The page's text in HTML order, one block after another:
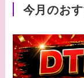
今月のお